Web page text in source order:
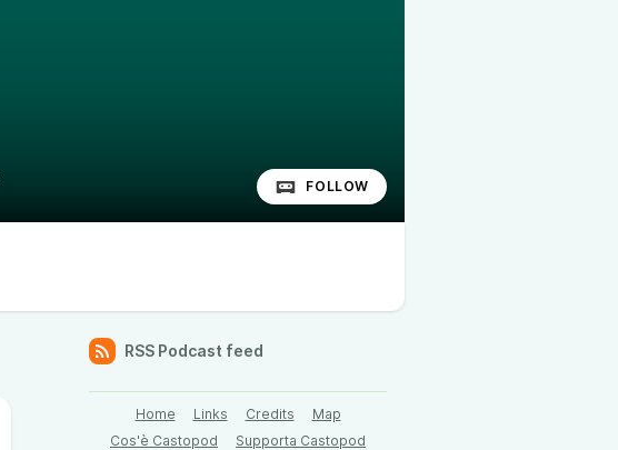
FOLLOW
RSS Podcast feed
Home Links Credits
Map
Cos'è Castopod
Supporta Castopod